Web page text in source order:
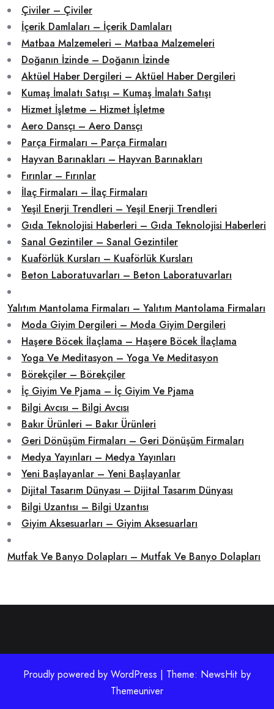
Çiviler – Çiviler
İçerik Damlaları – İçerik Damlaları
Matbaa Malzemeleri – Matbaa Malzemeleri
Doğanın İzinde – Doğanın İzinde
Aktüel Haber Dergileri – Aktüel Haber Dergileri
Kumaş İmalatı Satışı – Kumaş İmalatı Satışı
Hizmet İşletme – Hizmet İşletme
Aero Dansçı – Aero Dansçı
Parça Firmaları – Parça Firmaları
Hayvan Barınakları – Hayvan Barınakları
Fırınlar – Fırınlar
İlaç Firmaları – İlaç Firmaları
Yeşil Enerji Trendleri – Yeşil Enerji Trendleri
Gıda Teknolojisi Haberleri – Gıda Teknolojisi Haberleri
Sanal Gezintiler – Sanal Gezintiler
Kuaförlük Kursları – Kuaförlük Kursları
Beton Laboratuvarları – Beton Laboratuvarları
Yalıtım Mantolama Firmaları – Yalıtım Mantolama Firmaları
Moda Giyim Dergileri – Moda Giyim Dergileri
Haşere Böcek İlaçlama – Haşere Böcek İlaçlama
Yoga Ve Meditasyon – Yoga Ve Meditasyon
Börekçiler – Börekçiler
İç Giyim Ve Pjama – İç Giyim Ve Pjama
Bilgi Avcısı – Bilgi Avcısı
Bakır Ürünleri – Bakır Ürünleri
Geri Dönüşüm Firmaları – Geri Dönüşüm Firmaları
Medya Yayınları – Medya Yayınları
Yeni Başlayanlar – Yeni Başlayanlar
Dijital Tasarım Dünyası – Dijital Tasarım Dünyası
Bilgi Uzantısı – Bilgi Uzantısı
Giyim Aksesuarları – Giyim Aksesuarları
Mutfak Ve Banyo Dolapları – Mutfak Ve Banyo Dolapları
Proudly powered by WordPress | Theme: NewsHit by
Themeuniver